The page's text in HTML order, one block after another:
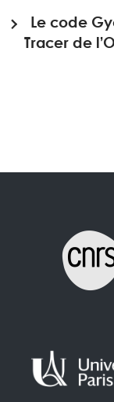
Le code
Tracer de